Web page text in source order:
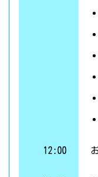
12:00